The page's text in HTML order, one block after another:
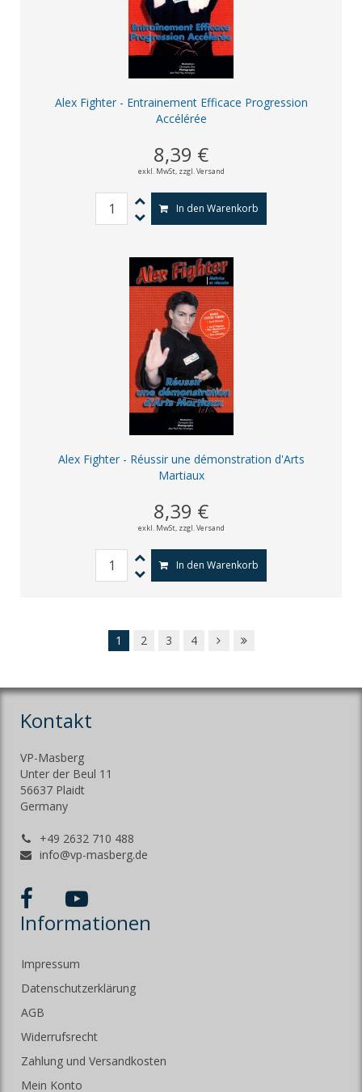
Alex Fighter - Entrainement Efficace Progression
Accélérée
8,39 €
exkl. MwSt, zzgl. Versand
In den Warenkorb
Alex Fighter - Réussir une démonstration d'Arts
Martiaux
8,39 €
exkl. MwSt, zzgl. Versand
In den Warenkorb
1 2 3 4
Kontakt
VP-Masberg
Unter der Beul 11
56637 Plaidt
Germany
+49 2632 710 488
info@vp-masberg.de
Informationen
Impressum
Datenschutzerklärung
AGB
Widerrufsrecht
Zahlung und Versandkosten
Mein Konto